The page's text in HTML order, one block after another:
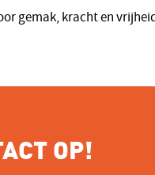
gemak, kracht en
OP!